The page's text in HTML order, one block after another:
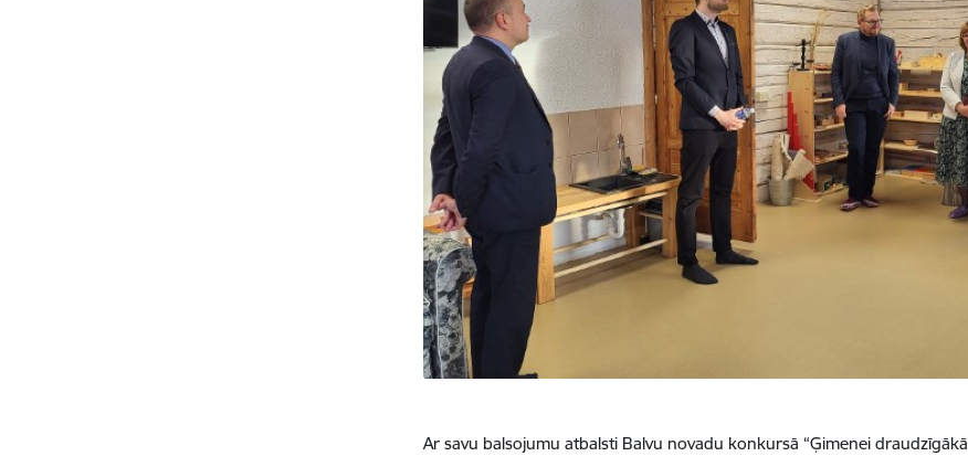
Ar savu balsojumu atbalsti Balvu novadu konkursā “Ģimenei draudzīgākā